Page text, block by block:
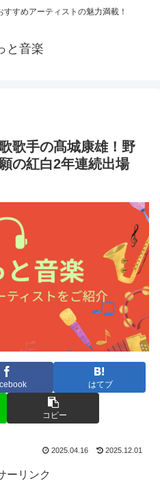
すめアーティストの魅力満載！
と音楽
歌手の髙城康雄！野
の紅白2年連続出場
はてブ
コピー
2025.04.16 2025.12.01
ーリンク